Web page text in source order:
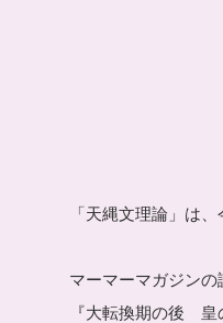
「天縄文理論」は
マーマーマガジンの
『大転換期の後 皇